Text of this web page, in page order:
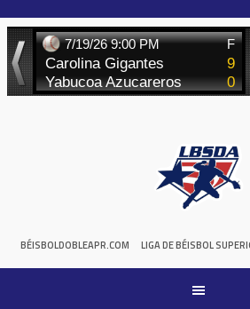
to
content
BÉISBOLDOBLEAPR.COM LIGA DE BÉISBOL